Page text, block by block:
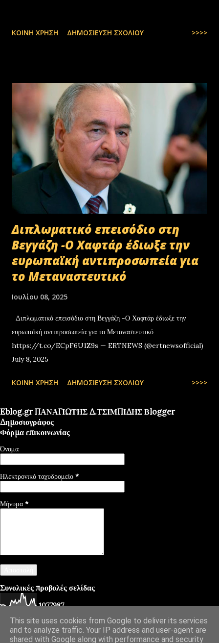
ΚΟΙΝΉ ΧΡΉΣΗ ΔΗΜΟΣΊΕΥΣΗ ΣΧΟΛΊΟΥ >>>>
Διπλωματικό επεισόδιο στη
Βεγγάζη -Ο Χαφτάρ έδιωξε την
ευρωπαϊκή αντιπροσωπεία για
το Μεταναστευτικό
Ιουλίου 08, 2025
Διπλωματικό επεισόδιο στη Βεγγάζη -Ο Χαφτάρ έδιωξε την
ευρωπαϊκή αντιπροσωπεία για το Μεταναστευτικό
https://t.co/ECpF6U1Z9s — ERTNEWS (@ertnewsofficial)
July 8, 2025
ΚΟΙΝΉ ΧΡΉΣΗ ΔΗΜΟΣΊΕΥΣΗ ΣΧΟΛΊΟΥ >>>>
Eblog.gr ΠΑΝΑΓΙΩΤΗΣ Δ.ΤΣΙΜΠΙΔΗΣ Βlogger
Δημοσιογράφος
Φόρμα επικοινωνίας
Όνομα
Ηλεκτρονικό ταχυδρομείο *
Μήνυμα *
Συνολικές προβολές σελίδας
1077987
This site uses cookies from Google to deliver its services
and to analyze traffic. Your IP address and user-agent are
shared with Google along with performance and security